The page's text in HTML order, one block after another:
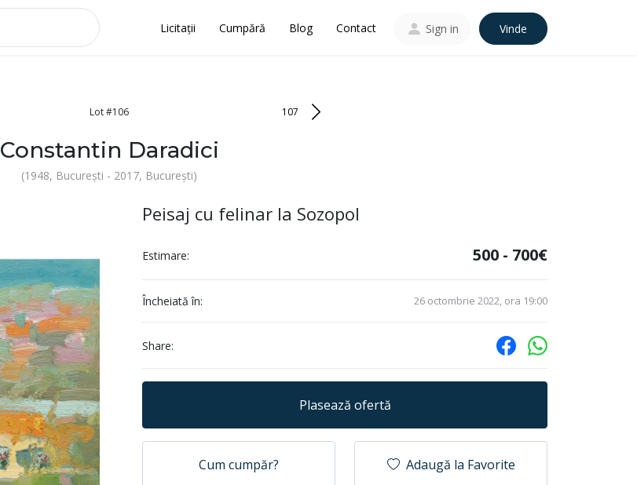
Licitații Cumpără Blog Contact Sign in Vinde
Lot #106 107
Constantin Daradici
(1948, București - 2017, București)
Peisaj cu felinar la Sozopol
Estimare: 500 - 700€
Încheiată în: 26 octombrie 2022, ora 19:00
Share:
Plasează ofertă
Cum cumpăr? Adaugă la Favorite